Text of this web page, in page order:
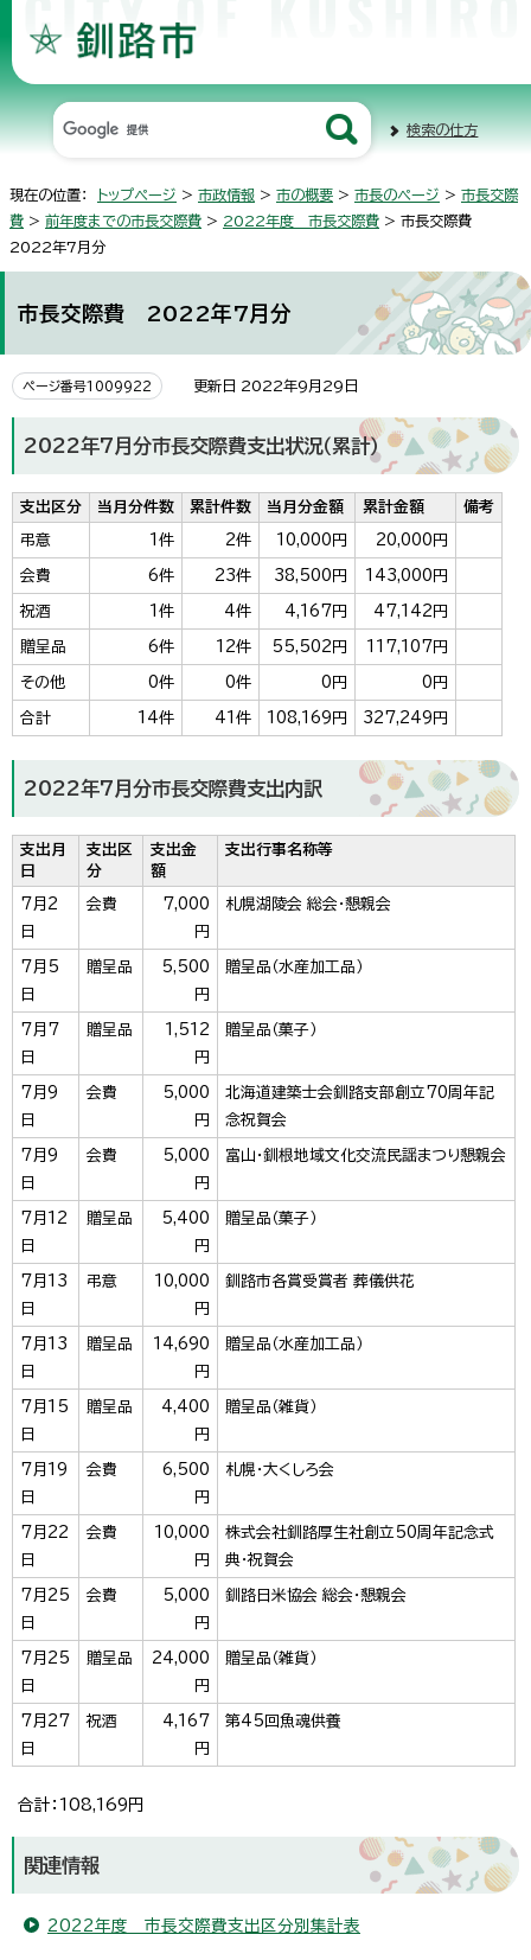
検索の仕方
現在の位置： トップページ > 市政情報 > 市の概要 > 市長のページ > 市長交際
費 > 前年度までの市長交際費 > 2022年度 市長交際費 > 市長交際費
2022年7月分
市長交際費 2022年7月分
ページ番号1009922 更新日 2022年9月29日
2022年7月分市長交際費支出状況（累計）
支出区分 当月分件数 累計件数 当月分金額 累計金額 備考
弔意 1件 2件 10,000円 20,000円
会費 6件 23件 38,500円 143,000円
祝酒 1件 4件 4,167円 47,142円
贈呈品 6件 12件 55,502円 117,107円
その他 0件 0件 0円 0円
合計 14件 41件 108,169円 327,249円
2022年7月分市長交際費支出内訳
支出月
日
支出区
分
支出金
額
支出行事名称等
7月2
日
会費
7,000
円
札幌湖陵会 総会・懇親会
7月5
日
贈呈品
5,500
円
贈呈品（水産加工品）
7月7
日
贈呈品
1,512
円
贈呈品（菓子）
7月9
日
会費
5,000
円
北海道建築士会釧路支部創立70周年記
念祝賀会
7月9
日
会費
5,000
円
富山・釧根地域文化交流民謡まつり懇親会
7月12
日
贈呈品
5,400
円
贈呈品（菓子）
7月13
日
弔意
10,000
円
釧路市各賞受賞者 葬儀供花
7月13
日
贈呈品
14,690
円
贈呈品（水産加工品）
7月15
日
贈呈品
4,400
円
贈呈品（雑貨）
7月19
日
会費
6,500
円
札幌・大くしろ会
7月22
日
会費
10,000
円
株式会社釧路厚生社創立50周年記念式
典・祝賀会
7月25
日
会費
5,000
円
釧路日米協会 総会・懇親会
7月25
日
贈呈品
24,000
円
贈呈品（雑貨）
7月27
日
祝酒
4,167
円
第45回魚魂供養
合計：108,169円
関連情報
2022年度 市長交際費支出区分別集計表